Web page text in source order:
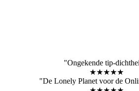
"Ongekende tip-
★★★★★
"De Lonely Planet voor de